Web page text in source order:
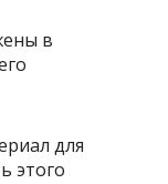
в
для
этого